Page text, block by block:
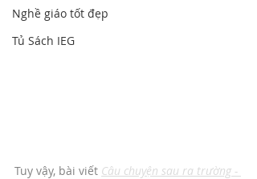
Nghề giáo tốt đẹp
Tủ Sách IEG
Tuy vậy, bài viết Câu chuyện sau ra trường -